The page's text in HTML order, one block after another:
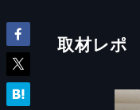
取材レポ